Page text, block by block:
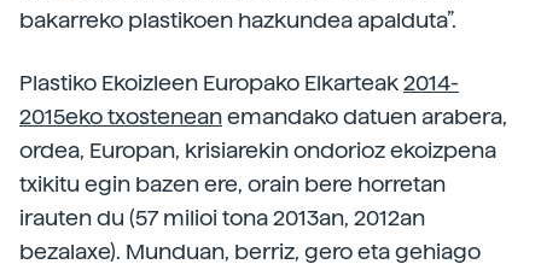
bakarreko plastikoen hazkundea apalduta”.
Plastiko Ekoizleen Europako Elkarteak2014-
2015eko txosteneanemandako datuen arabera,
ordea, Europan, krisiarekin ondorioz ekoizpena
txikitu egin bazen ere, orain bere horretan
irauten du (57 milioi tona 2013an, 2012an
bezalaxe). Munduan, berriz, gero eta gehiago